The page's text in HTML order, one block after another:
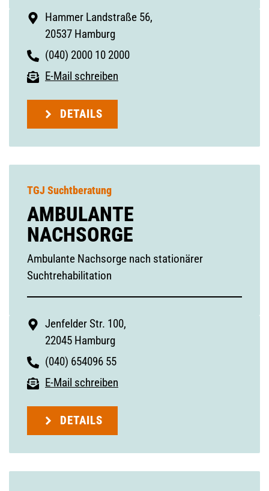
Hammer Landstraße 56,
20537 Hamburg
(040) 2000 10 2000
E-Mail schreiben
DETAILS
TGJ Suchtberatung
AMBULANTE
NACHSORGE
Ambulante Nachsorge nach stationärer
Suchtrehabilitation
Jenfelder Str. 100,
22045 Hamburg
(040) 654096 55
E-Mail schreiben
DETAILS